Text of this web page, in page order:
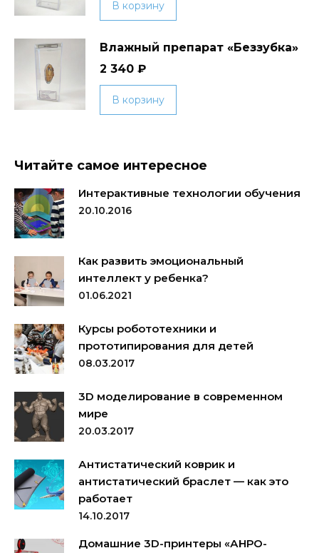
В корзину
Влажный препарат «Беззубка»
2 340 ₽
В корзину
Читайте самое интересное
Интерактивные технологии обучения
20.10.2016
Как развить эмоциональный
интеллект у ребенка?
01.06.2021
Курсы робототехники и
прототипирования для детей
08.03.2017
3D моделирование в современном
мире
20.03.2017
Антистатический коврик и
антистатический браслет — как это
работает
14.10.2017
Домашние 3D-принтеры «АНРО-